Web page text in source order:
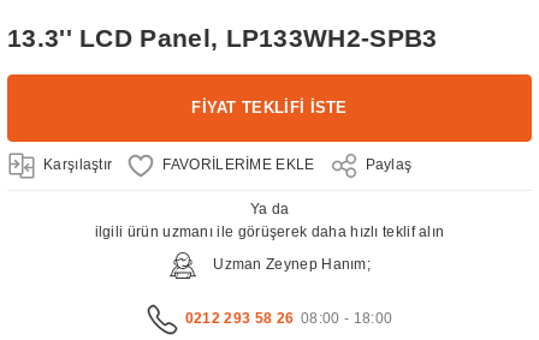
13.3'' LCD Panel, LP133WH2-SPB3
FİYAT TEKLİFİ İSTE
Karşılaştır Paylaş
Ya da
ilgili ürün uzmanı ile görüşerek daha hızlı teklif alın
Uzman Zeynep Hanım;
0212 293 58 26 08:00 - 18:00